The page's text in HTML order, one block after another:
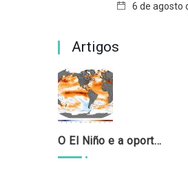
6 de agosto
Artigos
O El Niño e a oportunidade de fortalecer o controle externo das políticas climáticas